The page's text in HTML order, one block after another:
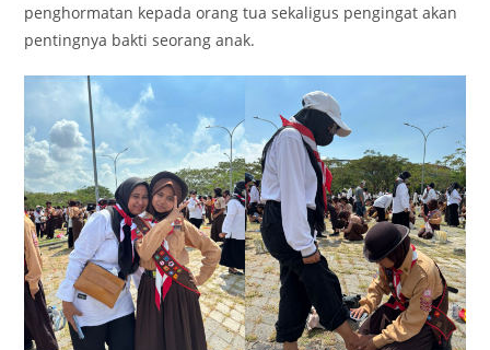
penghormatan kepada orang tua sekaligus pengingat akan
pentingnya bakti seorang anak.